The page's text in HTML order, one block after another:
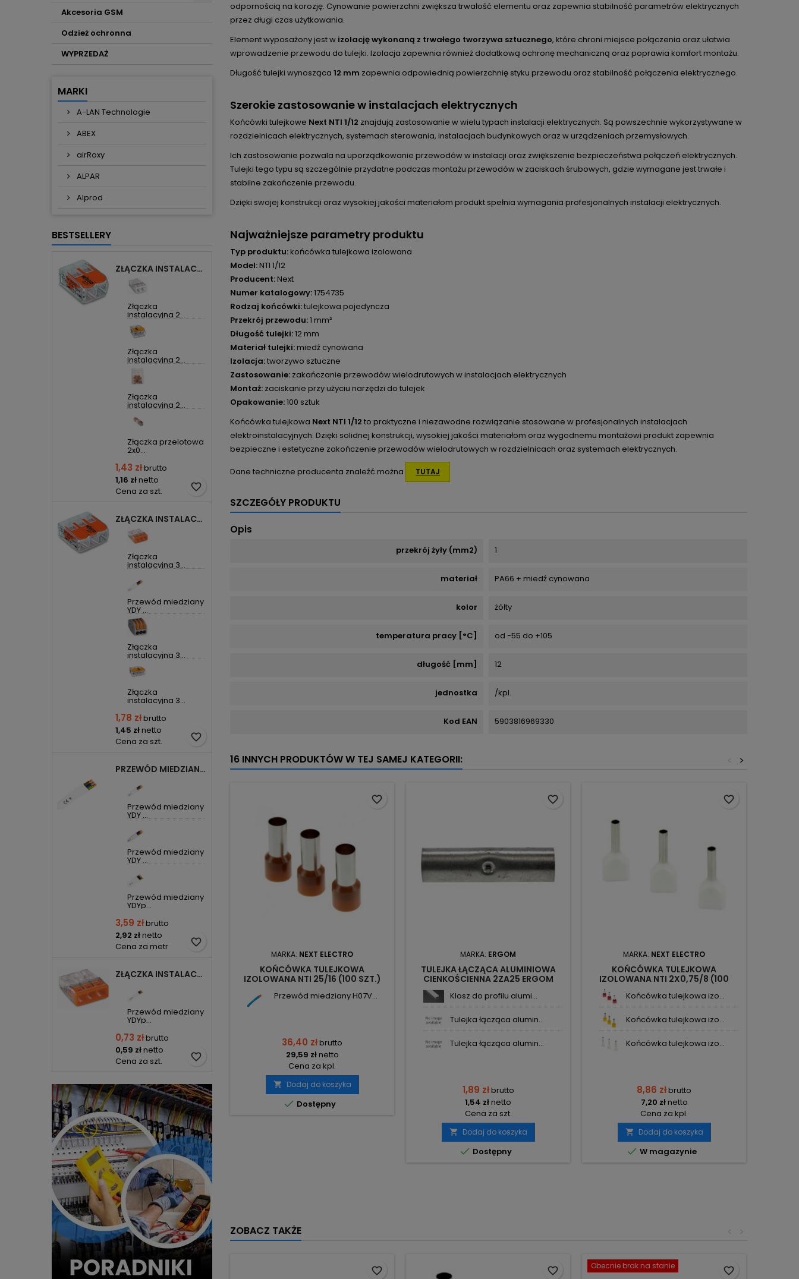
Akcesoria GSM
Odzież ochronna
WYPRZEDAŻ
MARKI
A-LAN Technologie
ABEX
airRoxy
ALPAR
Alprod
BESTSELLERY
ZŁĄCZKA INSTALACYJNA 2X UNIWERSALNA COMPACT 221-412 WAGO
Złączka
instalacyjna 2...
Złączka
instalacyjna 2...
Złączka
instalacyjna 2...
Złączka przelotowa
2x0...
1,43 złbrutto
1,16 złnetto
Cena za szt.
favorite_border
ZŁĄCZKA INSTALACYJNA 3X UNIWERSALNA COMPACT 221-413 WAGO
Złączka
instalacyjna 3...
Przewód miedziany
YDY ...
Złączka
instalacyjna 3...
Złączka
instalacyjna 3...
1,78 złbrutto
1,45 złnetto
Cena za szt.
favorite_border
PRZEWÓD MIEDZIANY YDYP DRUT 3X1,5MM2 ŻO 450/750V
Przewód miedziany
YDY ...
Przewód miedziany
YDY ...
Przewód miedziany
YDYp...
3,59 złbrutto
2,92 złnetto
Cena za metr
favorite_border
ZŁĄCZKA INSTALACYJNA 3X COMPACT POMARAŃCZOWA 2273-203 WAGO
Przewód miedziany
YDYp...
0,73 złbrutto
0,59 złnetto
Cena za szt.
favorite_border
odpornością na korozję. Cynowanie powierzchni zwiększa trwałość elementu oraz zapewnia stabilność parametrów elektrycznych
przez długi czas użytkowania.
Element wyposażony jest w izolację wykonaną z trwałego tworzywa sztucznego, które chroni miejsce połączenia oraz ułatwia
wprowadzenie przewodu do tulejki. Izolacja zapewnia również dodatkową ochronę mechaniczną oraz poprawia komfort montażu.
Długość tulejki wynosząca 12 mm zapewnia odpowiednią powierzchnię styku przewodu oraz stabilność połączenia elektrycznego.
Szerokie zastosowanie w instalacjach elektrycznych
Końcówki tulejkowe Next NTI 1/12 znajdują zastosowanie w wielu typach instalacji elektrycznych. Są powszechnie wykorzystywane w
rozdzielnicach elektrycznych, systemach sterowania, instalacjach budynkowych oraz w urządzeniach przemysłowych.
Ich zastosowanie pozwala na uporządkowanie przewodów w instalacji oraz zwiększenie bezpieczeństwa połączeń elektrycznych.
Tulejki tego typu są szczególnie przydatne podczas montażu przewodów w zaciskach śrubowych, gdzie wymagane jest trwałe i
stabilne zakończenie przewodu.
Dzięki swojej konstrukcji oraz wysokiej jakości materiałom produkt spełnia wymagania profesjonalnych instalacji elektrycznych.
Najważniejsze parametry produktu
Typ produktu:końcówka tulejkowa izolowana
Model:NTI 1/12
Producent:Next
Numer katalogowy:1754735
Rodzaj końcówki:tulejkowa pojedyncza
Przekrój przewodu:1 mm²
Długość tulejki:12 mm
Materiał tulejki:miedź cynowana
Izolacja:tworzywo sztuczne
Zastosowanie: zakańczanie przewodów wielodrutowych w instalacjach elektrycznych
Montaż: zaciskanie przy użyciu narzędzi do tulejek
Opakowanie:100 sztuk
Końcówka tulejkowa Next NTI 1/12 to praktyczne i niezawodne rozwiązanie stosowane w profesjonalnych instalacjach
elektroinstalacyjnych. Dzięki solidnej konstrukcji, wysokiej jakości materiałom oraz wygodnemu montażowi produkt zapewnia
bezpieczne i estetyczne zakończenie przewodów wielodrutowych w rozdzielnicach oraz systemach elektrycznych.
Dane techniczne producenta znaleźć można
TUTAJ
SZCZEGÓŁY PRODUKTU
Opis
przekrój żyły (mm2) 1
materiał PA66 + miedź cynowana
kolor żółty
temperatura pracy [°C] od -55 do +105
długość [mm] 12
jednostka /kpl.
Kod EAN 5903816969330
16 INNYCH PRODUKTÓW W TEJ SAMEJ KATEGORII: >
<
MARKA: NEXT ELECTRO
KOŃCÓWKA TULEJKOWA
IZOLOWANA NTI 25/16 (100 SZT.)
Przewód miedziany H07V...
36,40 złbrutto
29,59 złnetto
Cena za kpl.
 Dodaj do koszyka
 Dostępny
favorite_border
MARKA: ERGOM
TULEJKA ŁĄCZĄCA ALUMINIOWA
CIENKOŚCIENNA 2ZA25 ERGOM
Klosz do profilu alumi...
Tulejka łącząca alumin...
Tulejka łącząca alumin...
1,89 złbrutto
1,54 złnetto
Cena za szt.
 Dodaj do koszyka
 Dostępny
favorite_border
MARKA: NEXT ELECTRO
KOŃCÓWKA TULEJKOWA
IZOLOWANA NTI 2X0,75/8 (100
Końcówka tulejkowa izo...
Końcówka tulejkowa izo...
Końcówka tulejkowa izo...
8,86 złbrutto
7,20 złnetto
Cena za kpl.
 Dodaj do koszyka
 W magazynie
favorite_border
ZOBACZ TAKŻE >
<
favorite_border favorite_border Obecnie brak na stanie favorite_border